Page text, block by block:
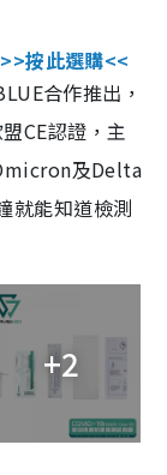
>>按此選購<<
合作推出，
CE認證，主
及Delta
就能知道檢測
+2